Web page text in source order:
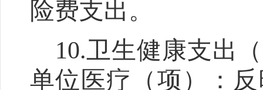
险费支出。
10.卫生健康支出
单位医疗（项）
：